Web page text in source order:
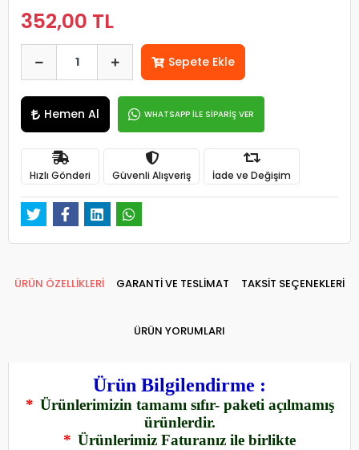
352,00 TL
Sepete Ekle
Hemen Al WHATSAPP İLE SİPARİŞ VER
Hızlı Gönderi Güvenli Alışveriş İade ve Değişim
ÜRÜN ÖZELLİKLERİ GARANTİ VE TESLİMAT TAKSİT SEÇENEKLERİ
ÜRÜN YORUMLARI
Ürün Bilgilendirme :
* Ürünlerimizin tamamı sıfır- paketi açılmamış
ürünlerdir.
* Ürünlerimiz Faturanız ile birlikte